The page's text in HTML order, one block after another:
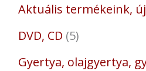
Aktuális termékeink,
DVD, CD 5
Gyertya, olajgyertya,